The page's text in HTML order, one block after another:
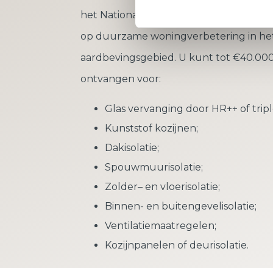
het Nationaal Programma Groningen
op duurzame woningverbetering in
aardbevingsgebied. U kunt tot
ontvangen voor:
Glas vervanging door HR++ of
Kunststof kozijnen;
Dakisolatie;
Spouwmuurisolatie;
Zolder– en vloerisolatie;
Binnen- en buitengevelisolatie;
Ventilatiemaatregelen;
Kozijnpanelen of deurisolatie.